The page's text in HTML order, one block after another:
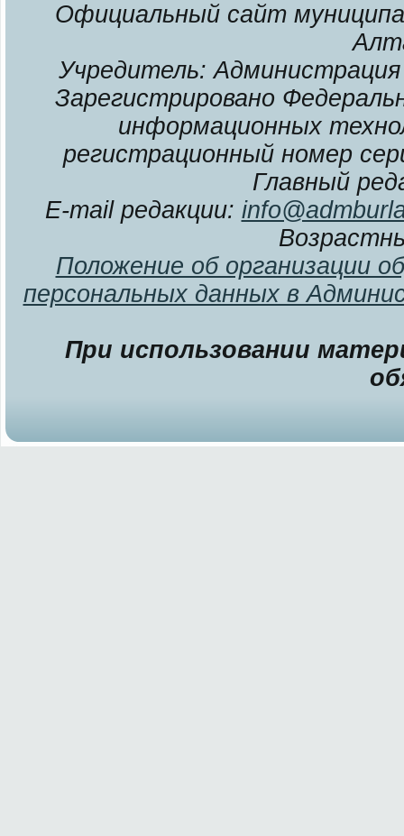
Официальный сайт
Учредитель: Администрация
Зарегистрировано
информационных
регистрационный номер
Главный
E-mail редакции:
Положение об организации
персональных данных в
При использовании